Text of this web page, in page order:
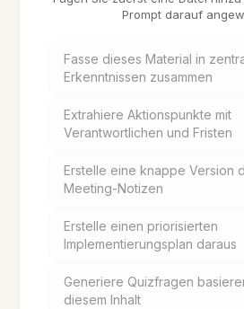
Prompt darauf
Fasse dieses Material in
Erkenntnissen zusammen
Extrahiere Aktionspunkte mit
Verantwortlichen und Fristen
Erstelle eine knappe Version
Meeting-Notizen
Erstelle einen priorisierten
Implementierungsplan daraus
Generiere Quizfragen
diesem Inhalt